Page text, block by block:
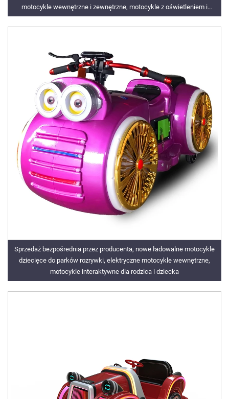
motocykle wewnętrzne i zewnętrzne, motocykle z oświetleniem i
muzyką
Sprzedaż bezpośrednia przez producenta, nowe ładowalne motocykle
dziecięce do parków rozrywki, elektryczne motocykle wewnętrzne,
motocykle interaktywne dla rodzica i dziecka